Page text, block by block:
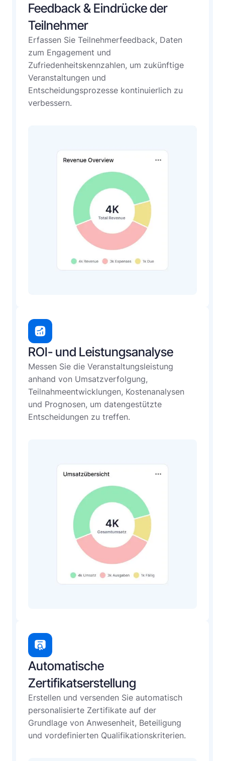
Feedback & Eindrücke der
Teilnehmer
Erfassen Sie Teilnehmerfeedback, Daten
zum Engagement und
Zufriedenheitskennzahlen, um zukünftige
Veranstaltungen und
Entscheidungsprozesse kontinuierlich zu
verbessern.
ROI- und Leistungsanalyse
Messen Sie die Veranstaltungsleistung
anhand von Umsatzverfolgung,
Teilnahmeentwicklungen, Kostenanalysen
und Prognosen, um datengestützte
Entscheidungen zu treffen.
Automatische
Zertifikatserstellung
Erstellen und versenden Sie automatisch
personalisierte Zertifikate auf der
Grundlage von Anwesenheit, Beteiligung
und vordefinierten Qualifikationskriterien.